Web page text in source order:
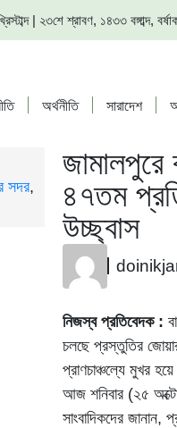
| ২৩শে শ্রাবণ, ১৪৩৩ বঙ্গাব্দ,
অর্থনীতি সারাদেশ
সদর,
৪৭তম
উচ্ছ্বাস
নিজস্ব প্রতিবেদক :
চলছে প্রস্তুতির
প্রাণচাঞ্চল্যে মুখর
আজ শনিবার (২৫
সাংবাদিকদের জানান,